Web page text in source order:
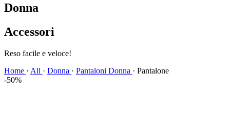
Donna
Accessori
Spedizione veloce!
Home · All · Donna · Pantaloni Donna · Pantalone
-50%